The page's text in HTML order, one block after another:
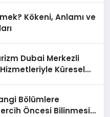
Kökeni, Anlamı ve
Dubai Merkezli
Küresel
Bölümlere
Öncesi Bilinmesi